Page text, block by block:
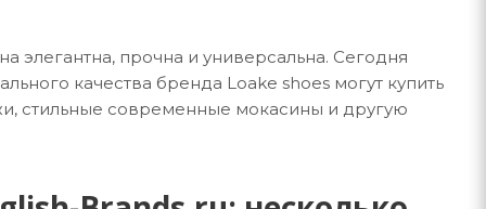
элегантна, прочна и универсальна. Сегодня
качества бренда Loake shoes могут купить
стильные современные мокасины и другую